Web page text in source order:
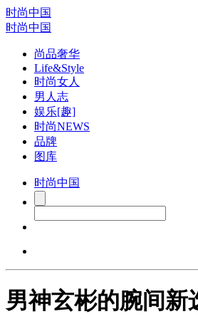
时尚中国
时尚中国
尚品奢华
Life&Style
时尚女人
男人志
娱乐[趣]
时尚NEWS
品牌
图库
时尚中国
男神玄彬的腕间